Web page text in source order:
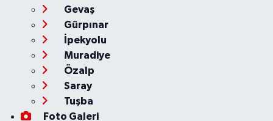
Gevaş
Gürpınar
İpekyolu
Muradiye
Özalp
Saray
Tuşba
Foto Galeri